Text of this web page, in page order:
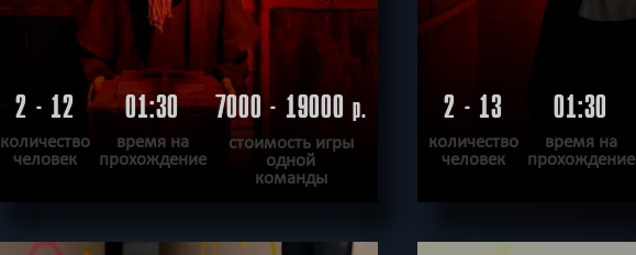
2 - 12
количество
человек
01:30
время на
прохождение
7000 - 19000р.
стоимость игры
одной
команды
2 - 13
количество
человек
01:30
время на
прохождение